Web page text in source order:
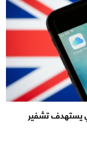
يستهدف تشفير